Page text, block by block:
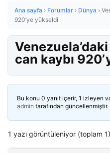
Ana sayfa › Forumlar › Dünya ›
920’ye yükseldi
can kaybı
Bu konu 0 yanıt içerir, 1 izleyen
admin tarafından güncellenmiştir.
1 yazı görüntüleniyor (toplam 1)